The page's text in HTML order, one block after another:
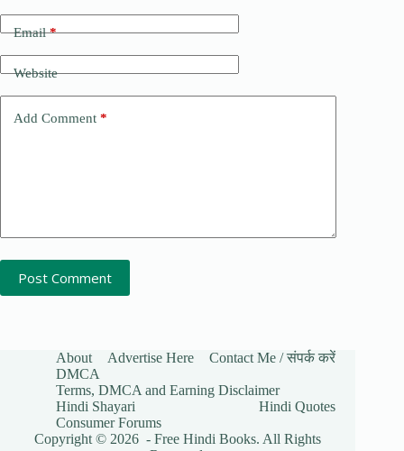
Email*
Website
Add Comment *
Post Comment
About Advertise Here
Contact Me / संपर्क करें
DMCA
Terms, DMCA and Earning Disclaimer
Hindi Shayari
Hindi Quotes
Consumer Forums
Copyright © 2026 - Free Hindi Books. All Rights